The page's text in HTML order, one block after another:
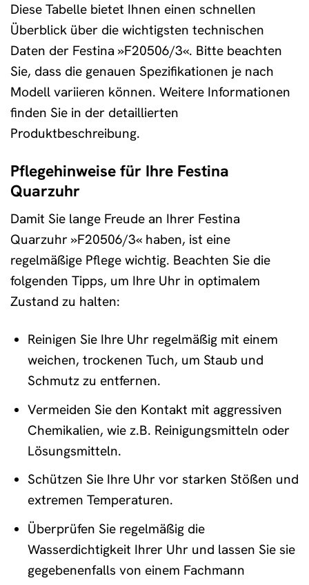
Diese Tabelle bietet Ihnen einen schnellen
Überblick über die wichtigsten technischen
Daten der Festina »F20506/3«. Bitte beachten
Sie, dass die genauen Spezifikationen je nach
Modell variieren können. Weitere Informationen
finden Sie in der detaillierten
Produktbeschreibung.
Pflegehinweise für Ihre Festina
Quarzuhr
Damit Sie lange Freude an Ihrer Festina
Quarzuhr »F20506/3« haben, ist eine
regelmäßige Pflege wichtig. Beachten Sie die
folgenden Tipps, um Ihre Uhr in optimalem
Zustand zu halten:
Reinigen Sie Ihre Uhr regelmäßig mit einem
weichen, trockenen Tuch, um Staub und
Schmutz zu entfernen.
Vermeiden Sie den Kontakt mit aggressiven
Chemikalien, wie z.B. Reinigungsmitteln oder
Lösungsmitteln.
Schützen Sie Ihre Uhr vor starken Stößen und
extremen Temperaturen.
Überprüfen Sie regelmäßig die
Wasserdichtigkeit Ihrer Uhr und lassen Sie sie
gegebenenfalls von einem Fachmann